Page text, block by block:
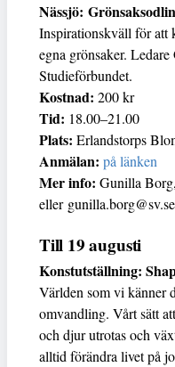
Nässjö:
Inspirationskväll för att
egna grönsaker.
Studieförbundet.
Kostnad: 200 kr
Tid: 18.00–21.00
Plats: Erlandstorps
Anmälan: på länken
Mer info: Gunilla
eller gunilla.borg@sv.se
Till 19 augusti
Konstutställning:
Världen som vi känner
omvandling. Vårt sätt
och djur utrotas och
alltid förändra livet på